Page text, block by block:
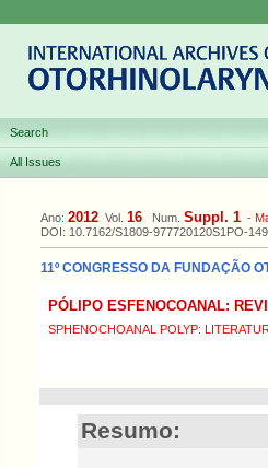
Search
All Issues
Ano: 2012 Vol. 16 Num. Suppl. 1 -
DOI: 10.7162/S1809-977720120S1PO-149
11º CONGRESSO DA FUNDAÇÃO
PÓLIPO ESFENOCOANAL:
SPHENOCHOANAL POLYP:
Resumo: